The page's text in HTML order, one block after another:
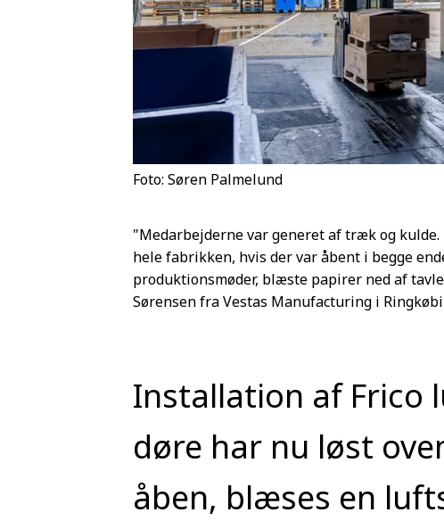
Foto: Søren Palmelund
"Medarbejderne var generet af træk og
hele fabrikken, hvis der var åbent i begge
produktionsmøder, blæste papirer ned af
Sørensen fra Vestas Manufacturing i
Installation af Frico
døre har nu løst
åben, blæses en